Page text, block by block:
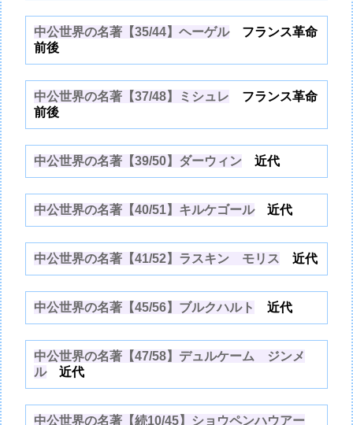
中公世界の名著【35/44】ヘーゲルフランス革命
前後
中公世界の名著【37/48】ミシュレ フランス革命
前後
中公世界の名著【39/50】ダーウィン 近代
中公世界の名著【40/51】キルケゴール近代
中公世界の名著【41/52】ラスキン モリス 近代
中公世界の名著【45/56】ブルクハルト 近代
中公世界の名著【47/58】デュルケーム ジンメ
ル近代
中公世界の名著【続10/45】ショウペンハウアー